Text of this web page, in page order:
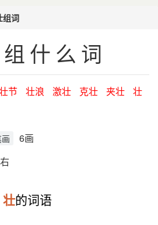
组词
什么词
节 壮浪 激壮 克壮 夹壮
壮
6画
壮的词语